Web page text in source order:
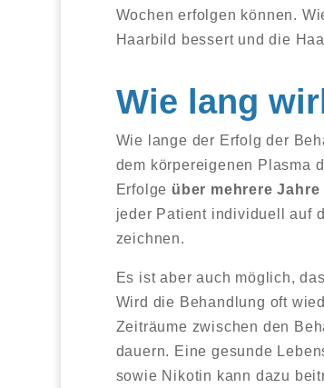
Wochen erfolgen können.
Haarbild bessert und die
Wie lang
Wie lange der Erfolg der
dem körpereigenen Plasma
Erfolge über mehrere Jahre
jeder Patient individuell auf
zeichnen.
Es ist aber auch möglich,
Wird die Behandlung oft
Zeiträume zwischen den
dauern. Eine gesunde
sowie Nikotin kann dazu